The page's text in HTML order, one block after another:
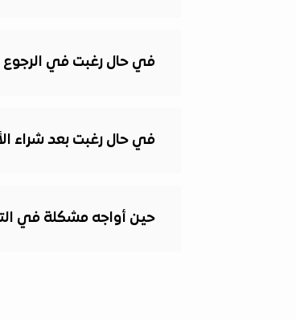
في حال رغبت في الرجوع
في حال رغبت بعد شراء
حين أواجه مشكلة في